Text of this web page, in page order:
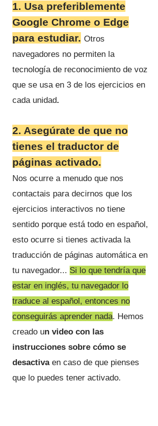
1. Usa preferiblemente
Google Chrome o Edge
para estudiar. Otros
navegadores no permiten la
tecnología de reconocimiento de voz
que se usa en 3 de los ejercicios en
cada unidad.
2. Asegúrate de que no
tienes el traductor de
páginas activado.
Nos ocurre a menudo que nos
contactais para decirnos que los
ejercicios interactivos no tiene
sentido porque está todo en español,
esto ocurre si tienes activada la
traducción de páginas automática en
tu navegador... Si lo que tendría que
estar en inglés, tu navegador lo
traduce al español, entonces no
conseguirás aprender nada. Hemos
creado un video con las
instrucciones sobre cómo se
desactivaen caso de que pienses
que lo puedes tener activado.